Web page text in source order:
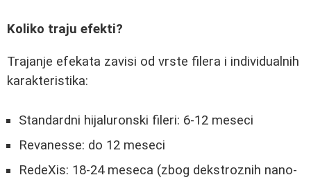
Koliko traju efekti?
Trajanje efekata zavisi od vrste filera i individualnih
karakteristika:
Standardni hijaluronski fileri: 6-12 meseci
Revanesse: do 12 meseci
RedeXis: 18-24 meseca (zbog dekstroznih nano-